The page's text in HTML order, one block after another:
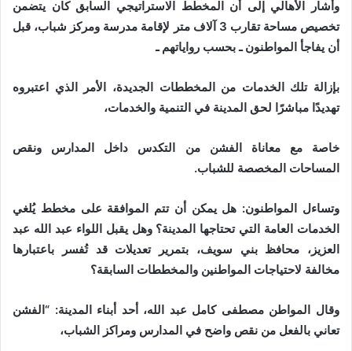
وأشار الأهالي إلى أن المخطط الاستراتيجي السابق كان يتضمن
تخصيص مساحة تقارب 3 آلاف متر لإقامة مدرسة ومركز شباب، قبل
أن يفاجأ المواطنون ـ بحسب رواياتهم ـ
بإزالة تلك الخدمات من المخططات الجديدة، الأمر الذي اعتبروه
تهديدًا مباشرًا لحق المدينة في التنمية والخدمات،
خاصة مع معاناة الفشن من التكدس داخل المدارس ونقص
المساحات المخصصة للشباب.
وتساءل المواطنون: هل يمكن أن تتم الموافقة على مخطط يُلغي
الخدمات العامة التي تحتاجها المدينة؟ وهل يقبل اللواء عبد الله عبد
العزيز، محافظ بني سويف، بتمرير تعديلات قد تُفسر باعتبارها
مخالفة لاحتياجات المواطنين والمخططات السابقة؟
وقال المواطن مصطفى كامل عبد الله، أحد أبناء المدينة: “الفشن
تعاني بالفعل من نقص واضح في المدارس ومراكز الشباب،